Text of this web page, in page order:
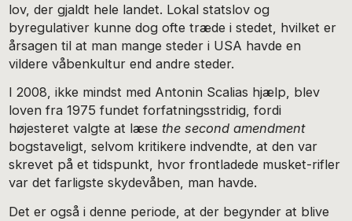
lov, der gjaldt hele landet. Lokal statslov og
byregulativer kunne dog ofte træde i stedet, hvilket er
årsagen til at man mange steder i USA havde en
vildere våbenkultur end andre steder.
I 2008, ikke mindst med Antonin Scalias hjælp, blev
loven fra 1975 fundet forfatningsstridig, fordi
højesteret valgte at læsethe second amendment
bogstaveligt, selvom kritikere indvendte, at den var
skrevet på et tidspunkt, hvor frontladede musket-rifler
var det farligste skydevåben, man havde.
Det er også i denne periode, at der begynder at blive